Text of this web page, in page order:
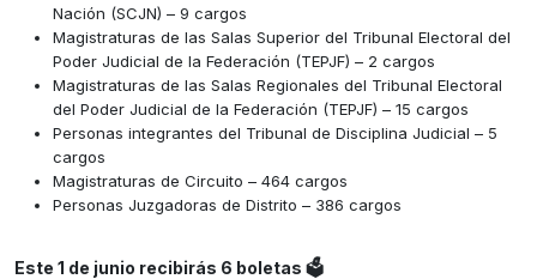
Nación (SCJN) – 9 cargos
Magistraturas de las Salas Superior del Tribunal Electoral del
Poder Judicial de la Federación (TEPJF) – 2 cargos
Magistraturas de las Salas Regionales del Tribunal Electoral
del Poder Judicial de la Federación (TEPJF) – 15 cargos
Personas integrantes del Tribunal de Disciplina Judicial – 5
cargos
Magistraturas de Circuito – 464 cargos
Personas Juzgadoras de Distrito – 386 cargos
Este 1 de junio recibirás 6 boletas 🗳️